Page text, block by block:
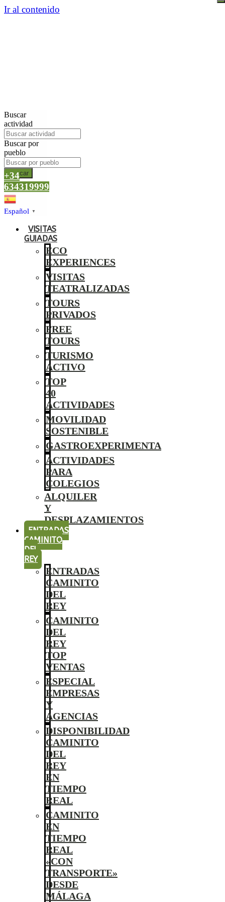
Ir al contenido
Buscar
actividad
Buscar por
pueblo
Buscar
+34
634319999
Español ▼
VISITAS
GUIADAS
ECO
EXPERIENCES
VISITAS
TEATRALIZADAS
TOURS
PRIVADOS
FREE
TOURS
TURISMO
ACTIVO
TOP
40
ACTIVIDADES
MOVILIDAD
SOSTENIBLE
GASTROEXPERIMENTA
ACTIVIDADES
PARA
COLEGIOS
ALQUILER
Y
DESPLAZAMIENTOS
ENTRADAS
CAMINITO
DEL
REY
ENTRADAS
CAMINITO
DEL
REY
CAMINITO
DEL
REY
TOP
VENTAS
ESPECIAL
EMPRESAS
Y
AGENCIAS
DISPONIBILIDAD
CAMINITO
DEL
REY
EN
TIEMPO
REAL
CAMINITO
EN
TIEMPO
REAL
«CON
TRANSPORTE»
DESDE
MÁLAGA